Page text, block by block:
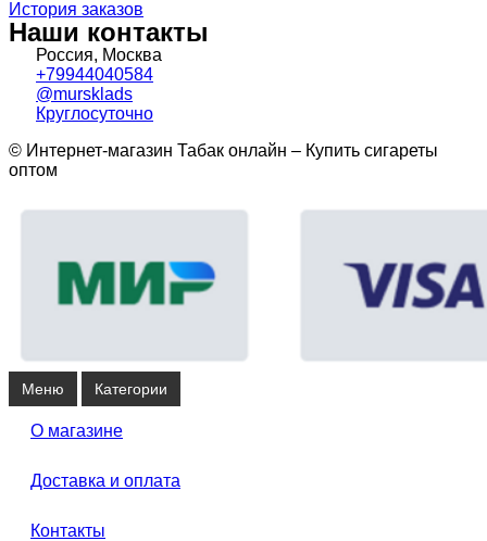
История заказов
Наши контакты
Россия, Москва
+79944040584
@mursklads
Круглосуточно
© Интернет-магазин Табак онлайн – Купить сигареты
оптом
Меню Категории
О магазине
Доставка и оплата
Контакты